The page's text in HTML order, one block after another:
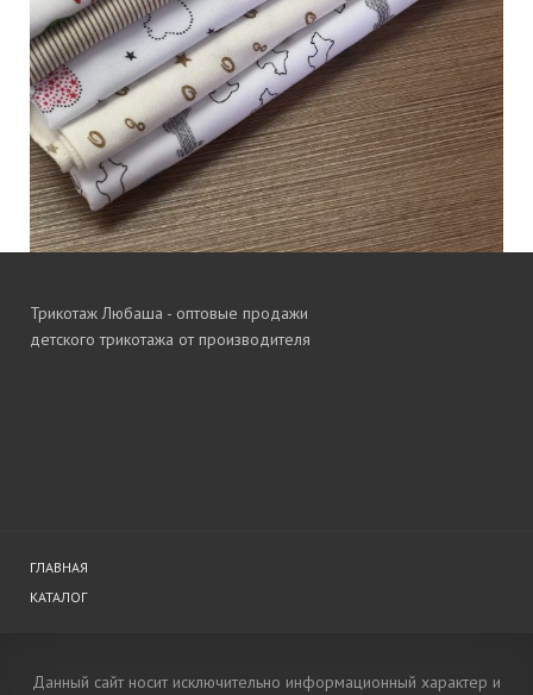
Трикотаж Любаша - оптовые продажи
детского трикотажа от производителя
ГЛАВНАЯ
КАТАЛОГ
Данный сайт носит исключительно информационный характер и